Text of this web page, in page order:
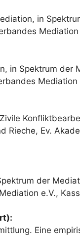
in
Mediation
in Spektrum der
Mediation
Rieche, Ev.
der
e.V.,
Eine